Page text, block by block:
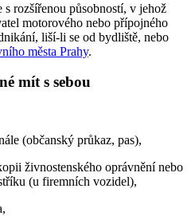
rozšířenou působností, v jehož
motorového nebo přípojného
liší-li se od bydliště, nebo
města Prahy.
mít s sebou
(občanský průkaz, pas),
živnostenského oprávnění nebo
(u firemních vozidel),